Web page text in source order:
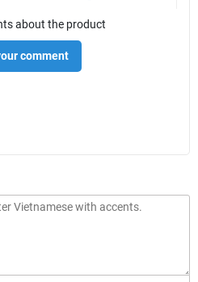
about the product
comment